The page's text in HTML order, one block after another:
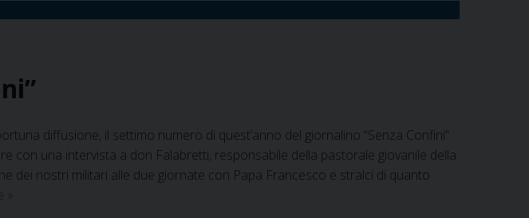
diffusione, il settimo numero di quest’anno del giornalino “Senza Confini”.
con una intervista a don Falabretti, responsabile della pastorale giovanile della
dei nostri militari alle due giornate con Papa Francesco e stralci di quanto
In»